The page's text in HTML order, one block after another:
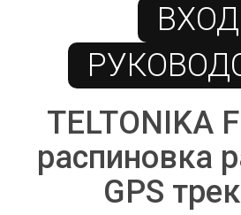
ВХОД
TELTONIKA
распиновка
GPS